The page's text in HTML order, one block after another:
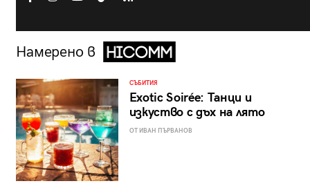
Намерено в
СЪБИТИЯ
Exotic Soirée: Танци и
изкуство с дъх на лято
ОТ ИВАН ПЪРВАНОВ